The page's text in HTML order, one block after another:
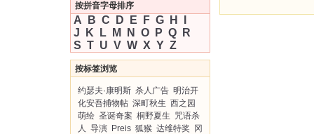
按拼音字母排序
A B C D E F G H
J
K L M N O P Q
R
S T U V W X Y Z
按标签浏览
约瑟夫·康明斯 杀人广告 明治开
化安吾捕物帖 深町秋生 西之园
萌绘 圣诞奇案 桐野夏生 咒语杀
人 导演 Preis 狐猴 达维特奖
冈